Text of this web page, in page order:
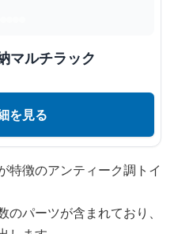
マルチラック
を見る
特徴のアンティーク調トイ
パーツが含まれており、